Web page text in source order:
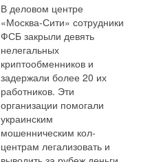
В деловом центре
«Москва-Сити» сотрудники
ФСБ закрыли девять
нелегальных
криптообменников и
задержали более 20 их
работников. Эти
организации помогали
украинским
мошенническим кол-
центрам легализовать и